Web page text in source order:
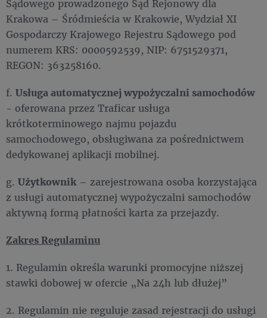
Sądowego prowadzonego Sąd Rejonowy dla
Krakowa – Śródmieścia w Krakowie, Wydział XI
Gospodarczy Krajowego Rejestru Sądowego pod
numerem KRS: 0000592539, NIP: 6751529371,
REGON: 363258160.
f. Usługa automatycznej wypożyczalni samochodów
- oferowana przez Traficar usługa
krótkoterminowego najmu pojazdu
samochodowego, obsługiwana za pośrednictwem
dedykowanej aplikacji mobilnej.
g. Użytkownik – zarejestrowana osoba korzystająca
z usługi automatycznej wypożyczalni samochodów
aktywną formą płatności karta za przejazdy.
Zakres Regulaminu
1. Regulamin określa warunki promocyjne niższej
stawki dobowej w ofercie „Na 24h lub dłużej”
2. Regulamin nie reguluje zasad rejestracji do usługi